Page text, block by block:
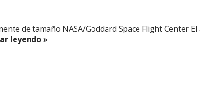
de tamaño NASA/Goddard Space Flight Center
leyendo »